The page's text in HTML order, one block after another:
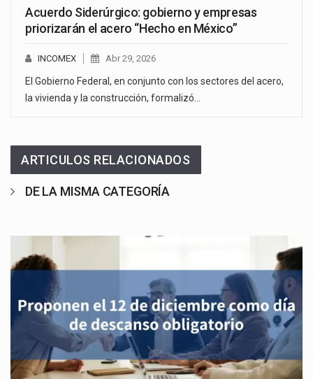
Acuerdo Siderúrgico: gobierno y empresas
priorizarán el acero “Hecho en México”
INCOMEX Abr 29, 2026
El Gobierno Federal, en conjunto con los sectores del acero,
la vivienda y la construcción, formalizó…
ARTICULOS RELACIONADOS
DE LA MISMA CATEGORÍA